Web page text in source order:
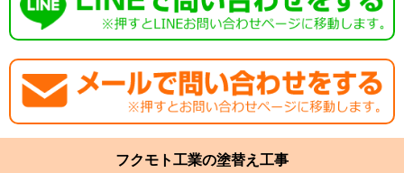
フクモト工業の塗替え工事